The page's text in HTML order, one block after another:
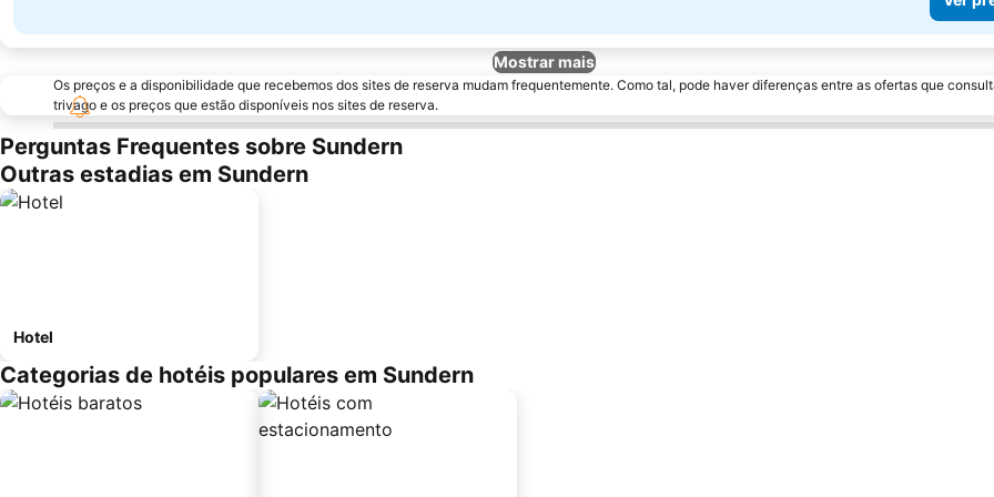
Mostrar mais
Os preços e a disponibilidade que recebemos dos sites de reserva mudam frequentemente. Como tal, pode haver diferenças entre as ofertas que
trivago e os preços que estão disponíveis nos sites de reserva.
Perguntas Frequentes sobre Sundern
Outras estadias em Sundern
Hotel
Categorias de hotéis populares em Sundern